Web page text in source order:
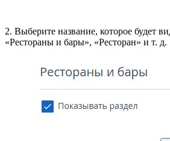
2. Выберите название, которое будет
«Рестораны и бары», «Ресторан» и т. д.